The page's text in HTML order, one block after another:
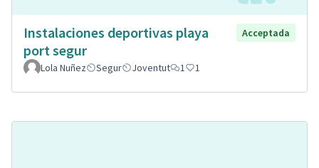
Instalaciones deportivas playa
port segur
Acceptada
Lola Nuñez Segur Joventut 1 1